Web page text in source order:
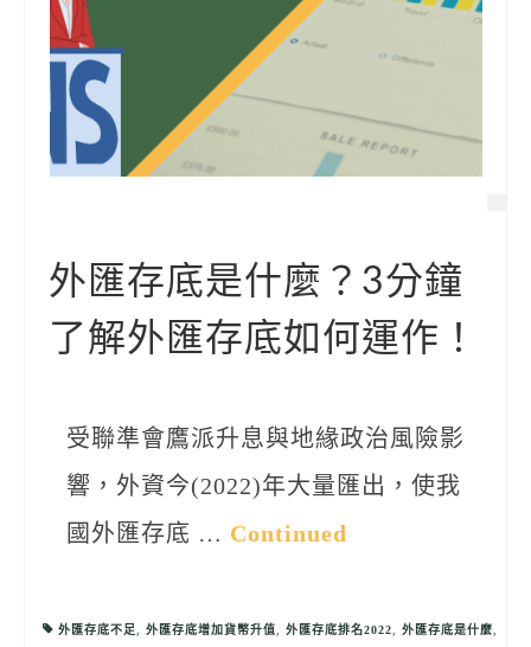
生活理財
房產Q&A
外匯存底是什麼？3分鐘
了解外匯存底如何運作！
受聯準會鷹派升息與地緣政治風險影
響，外資今(2022)年大量匯出，使我
國外匯存底 … Continued
外匯存底不足, 外匯存底增加貨幣升值, 外匯存底排名2022, 外匯存底是什麼,